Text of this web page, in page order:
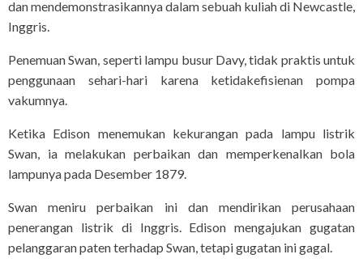
dan mendemonstrasikannya dalam sebuah kuliah di Newcastle,
Inggris.
Penemuan Swan, seperti lampu busur Davy, tidak praktis untuk
penggunaan sehari-hari karena ketidakefisienan pompa
vakumnya.
Ketika Edison menemukan kekurangan pada lampu listrik
Swan, ia melakukan perbaikan dan memperkenalkan bola
lampunya pada Desember 1879.
Swan meniru perbaikan ini dan mendirikan perusahaan
penerangan listrik di Inggris. Edison mengajukan gugatan
pelanggaran paten terhadap Swan, tetapi gugatan ini gagal.